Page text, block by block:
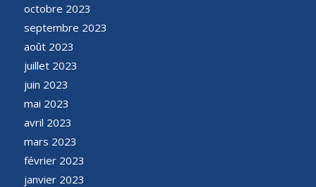
octobre 2023
septembre 2023
août 2023
juillet 2023
juin 2023
mai 2023
avril 2023
mars 2023
février 2023
janvier 2023